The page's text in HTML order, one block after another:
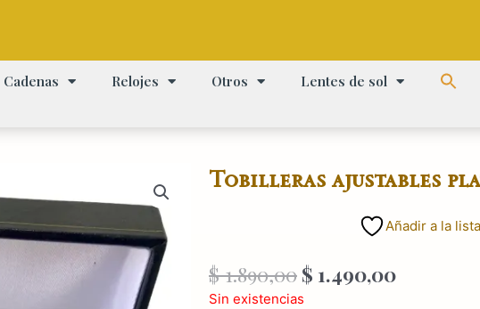
Cadenas Relojes Otros Lentes de sol
Tobilleras ajustables
Añadir a la
$1.890,00 El
precio
$ 1.490,00El
Sin existencias